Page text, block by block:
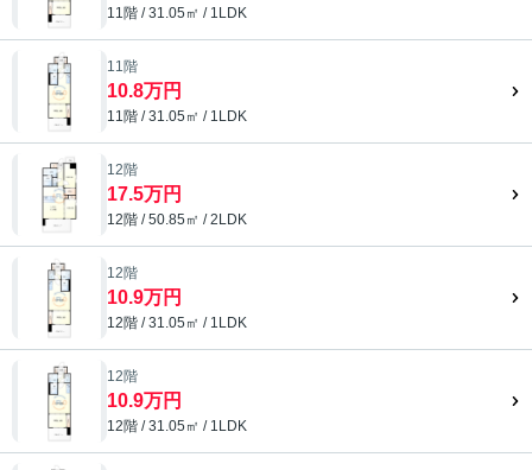
11階 / 31.05㎡ / 1LDK
11階
10.8万円
11階 / 31.05㎡ / 1LDK
12階
17.5万円
12階 / 50.85㎡ / 2LDK
12階
10.9万円
12階 / 31.05㎡ / 1LDK
12階
10.9万円
12階 / 31.05㎡ / 1LDK